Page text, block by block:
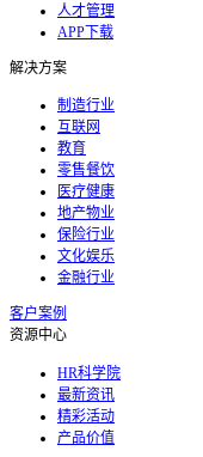
人才管理
APP下载
解决方案
制造行业
互联网
教育
零售餐饮
医疗健康
地产物业
保险行业
文化娱乐
金融行业
客户案例
资源中心
HR科学院
最新资讯
精彩活动
产品价值